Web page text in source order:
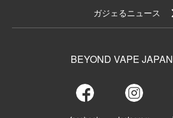
ガジェるニュース
BEYOND VAPE